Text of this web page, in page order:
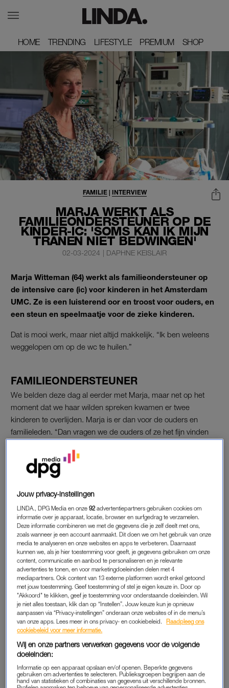
HOME
HOME TRENDING
TRENDING LIFESTYLE
LIFESTYLE PREMIUM
PREMIUM SHOP
SHOP
MARJA WERKT ALS
FAMILIEONDERSTEUNER OP DE
KINDER-IC: 'SOMS KAN IK MIJN
TRANEN NIET BEDWINGEN'
FAMILIE| INTERVIEW
02-03-2024 | DAPHNE KEISLAIR
Marja Witteman (64) werkt als familieondersteuner op
de intensive care (ic) voor kinderen in het Amsterdam
UMC. Ze is een luisterend oor en troost voor ouders, en
een steun en speelmaatje voor de zieke kinderen.
Dat is mooi werk, maar niet altijd makkelijk. “Ik ben weleens
weggelopen om op de wc te huilen.”
FAMILIEONDERSTEUNER
We belden deze dag al eerder met Marja, maar net op het
moment dat we haar wilden spreken kwamen er twee
kinderen te overlijden. Marja is er dan voor de ouders en
familieleden. “Dan vragen we de ouders of ze het fijn vinden
belangrijk, omdat er nog bijna geen foto’s van hen zijn. Ook
maken we soms een 3D-handje van gips of een afdruk van de
handen voor op een schilderij; net wat de ouders het liefst
willen.”
Marja doet dit werk nu al zo’n vier jaar. Haar functie bestond
voorheen niet; samen met het hoofd van de kinder-ic creëerde
ze haar eigen rol. Alleen het Amsterdam UMC heeft zo’n
familieondersteuner. “In andere academische ziekenhuizen
bestaat mijn baan niet.”
Op de kinder-icliggen zo’n twaalf kinderen onder de achttien
jaar. Er liggen net geboren baby’s die heel ziek zijn,
bijvoorbeeld door longproblemen of een aangeborenafwijking
maar bijvoorbeeld ook kinderen bij die een ongeluk hebben
gehad. In de winter zijn er veel kinderen met het
kinderen die intensieve zorg nodig hebben, liggen hier. Ik ben
tenminste.”
Jouw privacy-instellingen
LINDA., DPG Media en onze92 advertentiepartners gebruiken cookies om
informatie over je apparaat, locatie, browser en surfgedrag te verzamelen.
Deze informatie combineren we met de gegevens die je zelf deelt met ons,
zoals wanneer je een account aanmaakt. Dit doen we om het gebruik van onze
media te analyseren en onze websites en apps te verbeteren. Daarnaast
kunnen we, als je hier toestemming voor geeft, je gegevens gebruiken om onze
content, communicatie en aanbod te personaliseren en je relevante
advertenties te tonen, en voor marketingdoeleinden delen met 4
mediapartners. Ook content van 13 externe platformen wordt enkel getoond
met jouw toestemming. Geef toestemming of stel je eigen keuze in. Door op
"Akkoord" te klikken, geef je toestemming voor onderstaande doeleinden. Wil
je niet alles toestaan, klik dan op “Instellen”. Jouw keuze kun je opnieuw
aanpassen via “Privacy-instellingen” onderaan onze websites of in de menu’s
van onze apps. Lees meer in ons privacy- en cookiebeleid.
Raadpleeg ons
cookiebeleid voor meer informatie.
Wij en onze partners verwerken gegevens voor de volgende
doeleinden:
Informatie op een apparaat opslaan en/of openen. Beperkte gegevens
gebruiken om advertenties te selecteren. Publieksgroepen begrijpen aan de
hand van statistieken of combinaties van gegevens uit verschillende bronnen.